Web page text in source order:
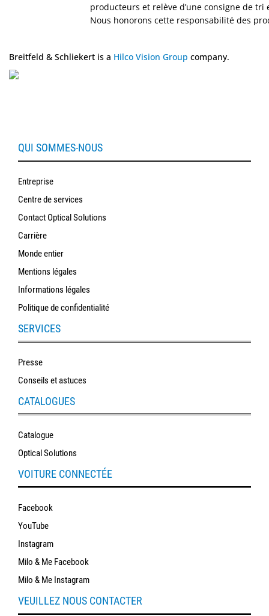
NEED
de
polissage
Solde
producteurs et relève d’une consigne de tri
Nous honorons cette responsabilité des
Breitfeld & Schliekert is a Hilco Vision Group company.
QUI SOMMES-NOUS
Entreprise
Centre de services
Contact Optical Solutions
Carrière
Monde entier
Mentions légales
Informations légales
Politique de confidentialité
SERVICES
Presse
Conseils et astuces
CATALOGUES
Catalogue
Optical Solutions
VOITURE CONNECTÉE
Facebook
YouTube
Instagram
Milo & Me Facebook
Milo & Me Instagram
VEUILLEZ NOUS CONTACTER